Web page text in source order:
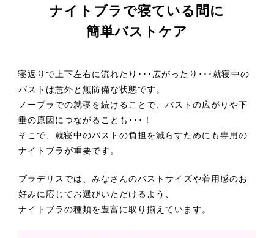
ナイトブラで寝ている間に
簡単バストケア
寝返りで上下左右に流れたり･･･広がったり･･･就寝中の
バストは意外と無防備な状態です。
ノーブラでの就寝を続けることで、バストの広がりや下
垂の原因につながることも･･･！
そこで、就寝中のバストの負担を減らすためにも専用の
ナイトブラが重要です。
ブラデリスでは、みなさんのバストサイズや着用感のお
好みに応じてお選びいただけるよう、
ナイトブラの種類を豊富に取り揃えています。